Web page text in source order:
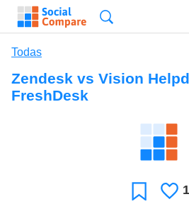
Todas
Zendesk vs Vision
FreshDesk
Favoritos
Le
1